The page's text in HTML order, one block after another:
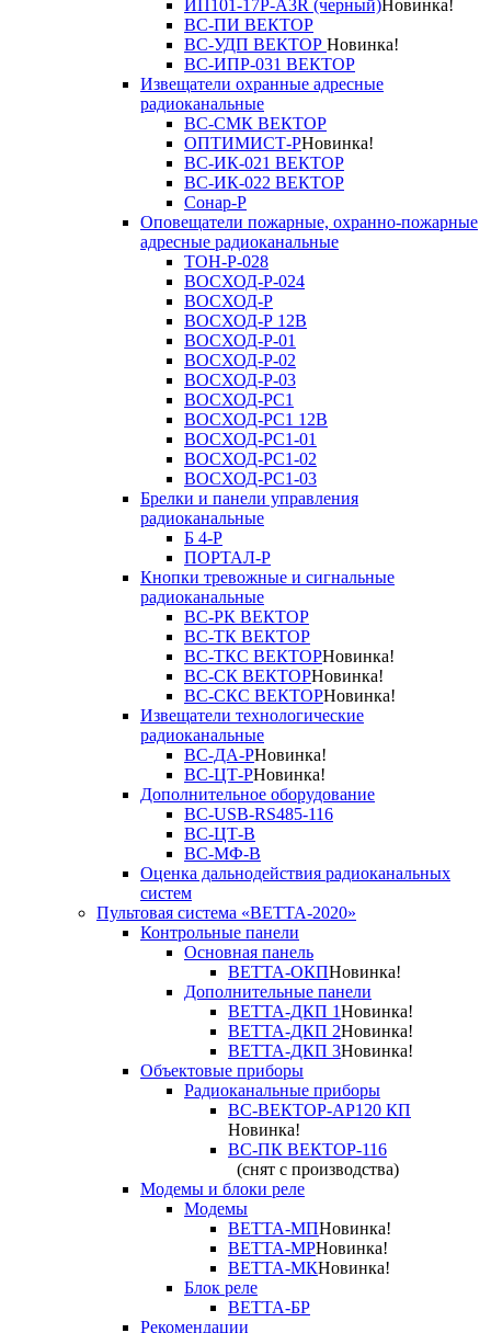
ИП101-17Р-A3R (черный)Новинка!
ВС-ПИ ВЕКТОР
ВС-УДП ВЕКТОР Новинка!
ВС-ИПР-031 ВЕКТОР
Извещатели охранные адресные
радиоканальные
ВС-СМК ВЕКТОР
ОПТИМИСТ-РНовинка!
ВС-ИК-021 ВЕКТОР
ВС-ИК-022 ВЕКТОР
Сонар-Р
Оповещатели пожарные, охранно-пожарные
адресные радиоканальные
ТОН-Р-028
ВОСХОД-Р-024
ВОСХОД-Р
ВОСХОД-Р 12В
ВОСХОД-Р-01
ВОСХОД-Р-02
ВОСХОД-Р-03
ВОСХОД-РС1
ВОСХОД-РС1 12В
ВОСХОД-РС1-01
ВОСХОД-РС1-02
ВОСХОД-РС1-03
Брелки и панели управления
радиоканальные
Б 4-Р
ПОРТАЛ-Р
Кнопки тревожные и сигнальные
радиоканальные
ВС-РК ВЕКТОР
ВС-ТК ВЕКТОР
ВС-ТКС ВЕКТОРНовинка!
ВС-СК ВЕКТОРНовинка!
ВС-СКС ВЕКТОРНовинка!
Извещатели технологические
радиоканальные
ВС-ДА-РНовинка!
ВС-ЦТ-РНовинка!
Дополнительное оборудование
ВС-USB-RS485-116
ВС-ЦТ-В
ВС-МФ-В
Оценка дальнодействия радиоканальных
систем
Пультовая система «ВЕТТА-2020»
Контрольные панели
Основная панель
ВЕТТА-ОКПНовинка!
Дополнительные панели
ВЕТТА-ДКП 1Новинка!
ВЕТТА-ДКП 2Новинка!
ВЕТТА-ДКП 3Новинка!
Объектовые приборы
Радиоканальные приборы
ВС-ВЕКТОР-АР120 КП
Новинка!
ВС-ПК ВЕКТОР-116
(снят с производства)
Модемы и блоки реле
Модемы
ВЕТТА-МПНовинка!
ВЕТТА-МРНовинка!
ВЕТТА-МКНовинка!
Блок реле
ВЕТТА-БР
Рекомендации